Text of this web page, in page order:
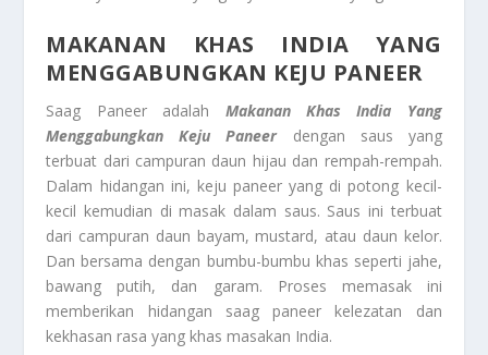
MAKANAN KHAS INDIA YANG
MENGGABUNGKAN KEJU PANEER
Saag Paneer adalah Makanan Khas India Yang
Menggabungkan Keju Paneerdengan saus yang
terbuat dari campuran daun hijau dan rempah-rempah.
Dalam hidangan ini, keju paneer yang di potong kecil-
kecil kemudian di masak dalam saus. Saus ini terbuat
dari campuran daun bayam, mustard, atau daun kelor.
Dan bersama dengan bumbu-bumbu khas seperti jahe,
bawang putih, dan garam. Proses memasak ini
memberikan hidangan saag paneer kelezatan dan
kekhasan rasa yang khas masakan India.